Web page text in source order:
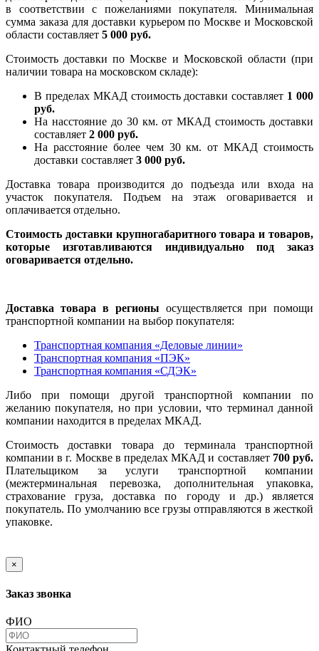
в соответствии с пожеланиями покупателя. Минимальная
сумма заказа для доставки курьером по Москве и Московской
области составляет 5 000 руб.
Стоимость доставки по Москве и Московской области (при
наличии товара на московском складе):
В пределах МКАД стоимость доставки составляет 1 000
руб.
На насcтояние до 30 км. от МКАД стоимость доставки
составляет 2 000 руб.
На расстояние более чем 30 км. от МКАД стоимость
доставки составляет 3 000 руб.
Доставка товара производится до подъезда или входа на
участок покупателя. Подъем на этаж оговаривается и
оплачивается отдельно.
Стоимость доставки крупногабаритного товара и товаров,
которые изготавливаются индивидуально под заказ
оговаривается отдельно.
Доставка товара в регионы осуществляется при помощи
транспортной компании на выбор покупателя:
Транспортная компания «Деловые линии»
Транспортная компания «ПЭК»
Транспортная компания «СДЭК»
Либо при помощи другой транспортной компании по
желанию покупателя, но при условии, что терминал данной
компании находится в пределах МКАД.
Стоимость доставки товара до терминала транспортной
компании в г. Москве в пределах МКАД и составляет 700 руб.
Плательщиком за услуги транспортной компании
(межтерминальная перевозка, дополнительная упаковка,
страхование груза, доставка по городу и др.) является
покупатель. По умолчанию все грузы отправляются в жесткой
упаковке.
×
Заказ звонка
ФИО